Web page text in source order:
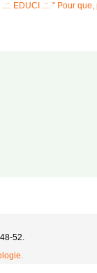
.::. " Pour que,
52.